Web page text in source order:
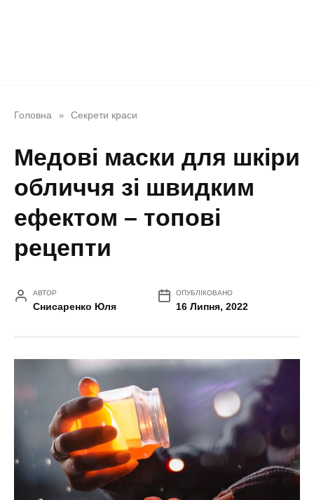
Головна » Секрети краси
Медові маски для шкіри
обличчя зі швидким
ефектом – топові
рецепти
АВТОР
Снисаренко Юля
ОПУБЛІКОВАНО
16 Липня, 2022